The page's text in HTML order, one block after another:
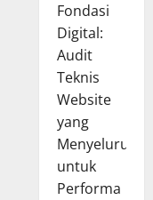
Fondasi
Digital:
Audit
Teknis
Website
yang
Menyeluruh
untuk
Performa